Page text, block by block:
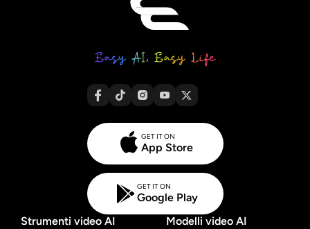
GET IT ON
App Store
GET IT ON
Google Play
Strumenti video AI
Modelli video AI